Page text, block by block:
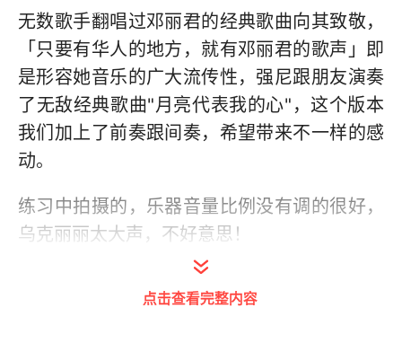
无数歌手翻唱过邓丽君的经典歌曲向其致敬，
「只要有华人的地方，就有邓丽君的歌声」即
是形容她音乐的广大流传性， 强尼跟朋友演奏
了无敌经典歌曲"月亮代表我的心"，这个版本
我们加上了前奏跟间奏，希望带来不一样的感
动。
练习中拍摄的，乐器音量比例没有调的很好，
乌克丽丽太大声，不好意思！
更多资讯请上微博"强尼小子尤克里里小教
点击查看完整内容